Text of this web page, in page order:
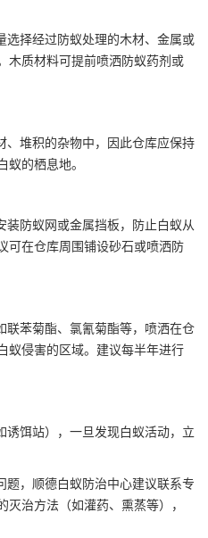
择经过防蚁处理的木材、金属或
木质材料可提前喷洒防蚁药剂或
堆积的杂物中，因此仓库应保持
蚁的栖息地。
防蚁网或金属挡板，防止白蚁从
可在仓库周围铺设砂石或喷洒防
苯菊酯、氯氰菊酯等，喷洒在仓
蚁侵害的区域。建议每半年进行
诱饵站），一旦发现白蚁活动，立
，顺德白蚁防治中心建议联系专
治方法（如灌药、熏蒸等），